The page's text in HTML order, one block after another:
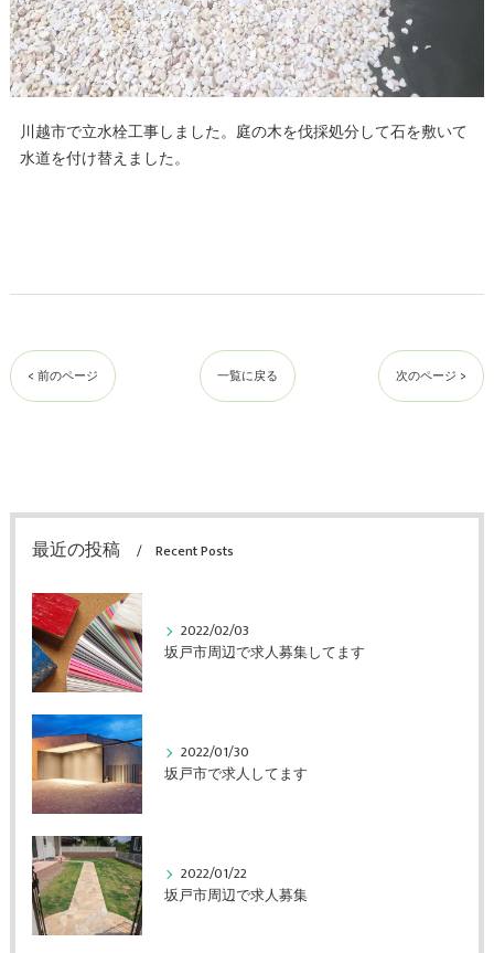
川越市で立水栓工事しました。庭の木を伐採処分して石を敷いて
水道を付け替えました。
< 前のページ 一覧に戻る 次のページ >
最近の投稿 Recent Posts
2022/02/03
坂戸市周辺で求人募集してます
2022/01/30
坂戸市で求人してます
2022/01/22
坂戸市周辺で求人募集